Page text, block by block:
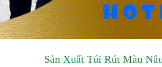
Sản Xuất Túi Rút Màu